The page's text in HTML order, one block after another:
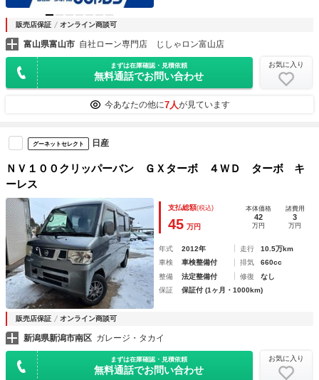
販売店保証 オンライン商談可
富山県富山市 自社ローン専門店 じしゃロン富山店
まずは在庫確認・見積依頼
無料通話でお問い合わせ
お気に入り
今あなたの他に7人が見ています
グーネットセレクト 日産
ＮＶ１００クリッパーバン ＧＸターボ ４ＷＤ ターボ キ
ーレス
支払総額(税込)
45 万円
本体価格
42
万円
諸費用
3
万円
年式 2012年 走行
10.5万km
車検
車検整備付 排気
660cc
整備
法定整備付 修復
なし
保証
保証付 (1ヶ月・1000km)
販売店保証 オンライン商談可
新潟県新潟市南区 ガレージ・タカイ
まずは在庫確認・見積依頼
無料通話でお問い合わせ
お気に入り